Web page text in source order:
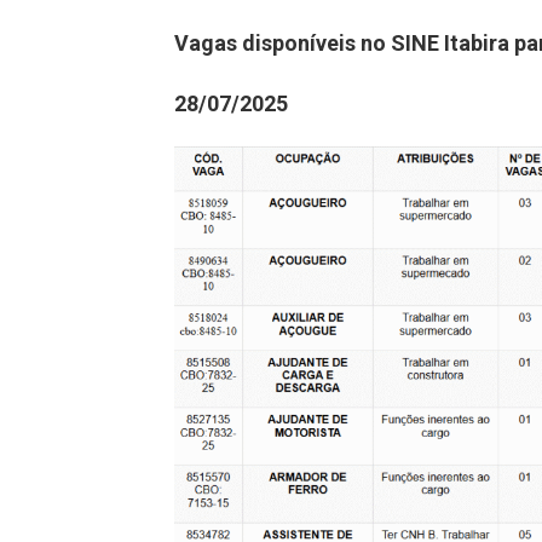
Vagas disponíveis no SINE Itabira
28/07/2025